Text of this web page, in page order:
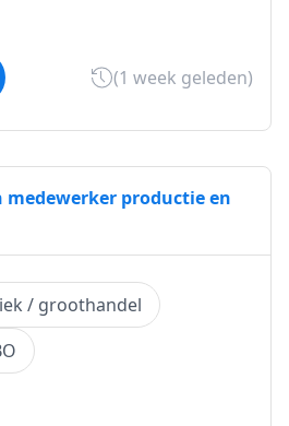
(1 week geleden)
medewerker productie en
/ groothandel